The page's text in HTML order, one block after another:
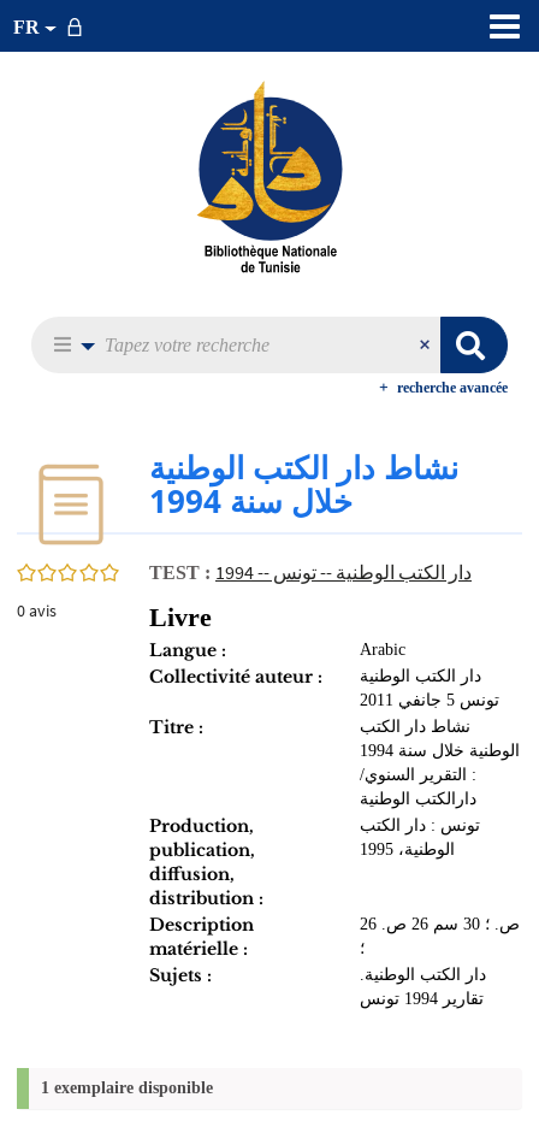
FR
recherche avancée
0/5
0avis
نشاط دار الكتب الوطنية
خلال سنة 1994
TEST : دار الكتب الوطنية -- تونس -- 1994
Livre
Langue : Arabic
Collectivité auteur :
دار الكتب الوطنية
تونس 5 جانفي 2011
Titre :
نشاط دار الكتب
الوطنية خلال سنة 1994
: التقرير السنوي/
دارالكتب الوطنية
Production,
publication,
diffusion,
distribution :
تونس : دار الكتب
الوطنية، 1995
Description
matérielle :
26 ص. ؛ 30 سم 26 ص.
؛
Sujets :
دار الكتب الوطنية.
تقارير 1994 تونس
1 exemplaire disponible